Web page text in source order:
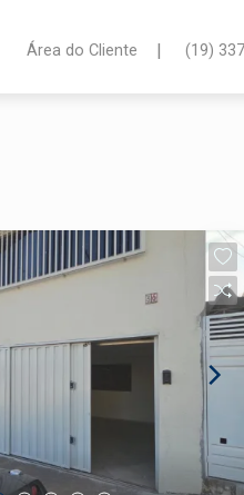
Área do Cliente | (19)